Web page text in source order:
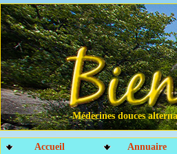
Médecines douces
Accueil Annuaire